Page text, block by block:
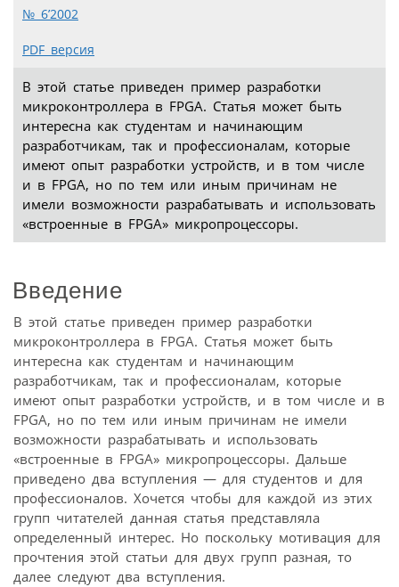
№ 6’2002
PDF версия
В этой статье приведен пример разработки
микроконтроллера в FPGA. Статья может быть
интересна как студентам и начинающим
разработчикам, так и профессионалам, которые
имеют опыт разработки устройств, и в том числе
и в FPGA, но по тем или иным причинам не
имели возможности разрабатывать и использовать
«встроенные в FPGA» микропроцессоры.
Введение
В этой статье приведен пример разработки
микроконтроллера в FPGA. Статья может быть
интересна как студентам и начинающим
разработчикам, так и профессионалам, которые
имеют опыт разработки устройств, и в том числе и в
FPGA, но по тем или иным причинам не имели
возможности разрабатывать и использовать
«встроенные в FPGA» микропроцессоры. Дальше
приведено два вступления — для студентов и для
профессионалов. Хочется чтобы для каждой из этих
групп читателей данная статья представляла
определенный интерес. Но поскольку мотивация для
прочтения этой статьи для двух групп разная, то
далее следуют два вступления.